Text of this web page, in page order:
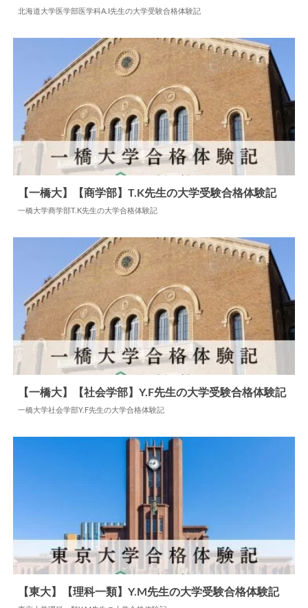
大学合格体験記
北海道大学医学部医学科A.I先生の大学受験合格体験記
【一橋大】【商学部】T.K先生の大学受験合格体験記
一橋大学商学部T.K先生の大学合格体験記
【一橋大】【社会学部】Y.F先生の大学受験合格体験記
一橋大学社会学部Y.F先生の大学合格体験記
【東大】【理科一類】Y.M先生の大学受験合格体験記